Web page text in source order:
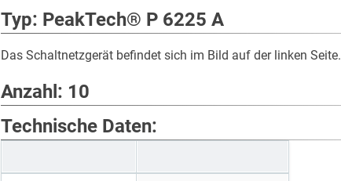
Typ: PeakTech® P 6225 A
Das Schaltnetzgerät befindet sich im Bild auf der linken Seite.
Anzahl: 10
Technische Daten: